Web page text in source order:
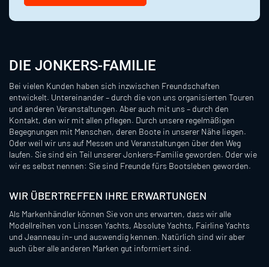
DIE JONKERS-FAMILIE
Bei vielen Kunden haben sich inzwischen Freundschaften
entwickelt. Untereinander – durch die von uns organisierten Touren
und anderen Veranstaltungen. Aber auch mit uns – durch den
Kontakt, den wir mit allen pflegen. Durch unsere regelmäßigen
Begegnungen mit Menschen, deren Boote in unserer Nähe liegen.
Oder weil wir uns auf Messen und Veranstaltungen über den Weg
laufen. Sie sind ein Teil unserer Jonkers-Familie geworden. Oder wie
wir es selbst nennen: Sie sind Freunde fürs Bootsleben geworden.
WIR ÜBERTREFFEN IHRE ERWARTUNGEN
Als Markenhändler können Sie von uns erwarten, dass wir alle
Modellreihen von Linssen Yachts, Absolute Yachts, Fairline Yachts
und Jeanneau in- und auswendig kennen. Natürlich sind wir aber
auch über alle anderen Marken gut informiert sind.